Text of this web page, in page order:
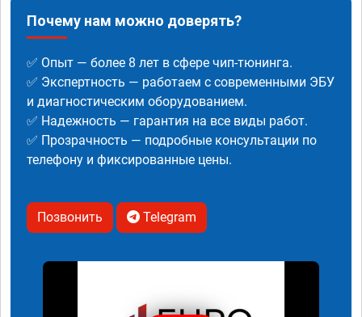
Почему нам можно доверять?
✅ Опыт — более 8 лет в сфере чип-тюнинга.
✅ Экспертность — работаем с современными ЭБУ
и диагностическим оборудованием.
✅ Надежность — гарантия на все виды работ.
✅ Прозрачность — подробные консультации по
телефону и фиксированные цены.
Позвонить Telegram